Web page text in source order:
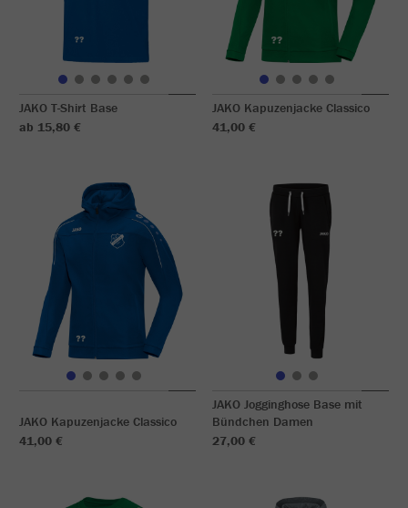
JAKO T-Shirt Base
ab 15,80 €
JAKO Kapuzenjacke Classico
41,00 €
JAKO Kapuzenjacke Classico
41,00 €
JAKO Jogginghose Base mit
Bündchen Damen
27,00 €